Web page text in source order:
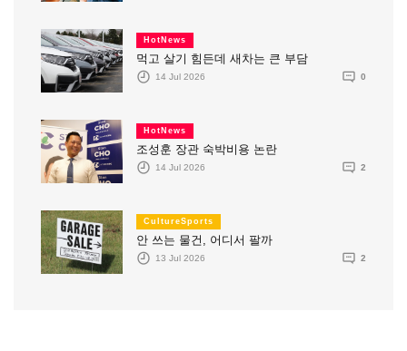
HotNews
먹고 살기 힘든데 새차는 큰 부담
14 Jul 2026 0
HotNews
조성훈 장관 숙박비용 논란
14 Jul 2026 2
CultureSports
안 쓰는 물건, 어디서 팔까
13 Jul 2026 2